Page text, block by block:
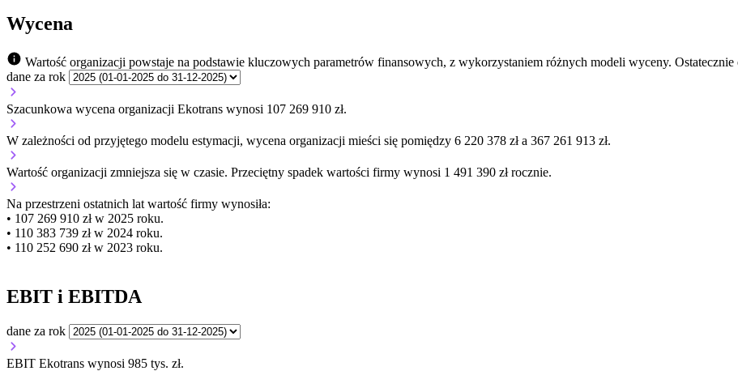
Wycena
Wartość organizacji powstaje na podstawie kluczowych parametrów finansowych, z wykorzystaniem różnych modeli wyceny.
dane za rok
Szacunkowa wycena organizacji Ekotrans wynosi 107 269 910 zł.
W zależności od przyjętego modelu estymacji, wycena organizacji mieści się pomiędzy 6 220 378 zł a 367 261 913 zł.
Wartość organizacji zmniejsza się w czasie. Przeciętny spadek wartości firmy wynosi 1 491 390 zł rocznie.
Na przestrzeni ostatnich lat wartość firmy wynosiła:
• 107 269 910 zł w 2025 roku.
• 110 383 739 zł w 2024 roku.
• 110 252 690 zł w 2023 roku.
EBIT i EBITDA
dane za rok
EBIT Ekotrans wynosi 985 tys. zł.